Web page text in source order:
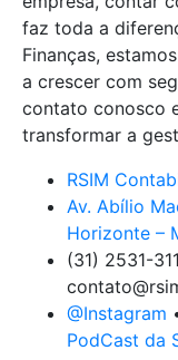
faz toda a
Finanças,
a crescer com
contato conosco
transformar a
RSIM
Av. Abílio
Horizonte –
(31) 2531-
@Instagram
PodCast da